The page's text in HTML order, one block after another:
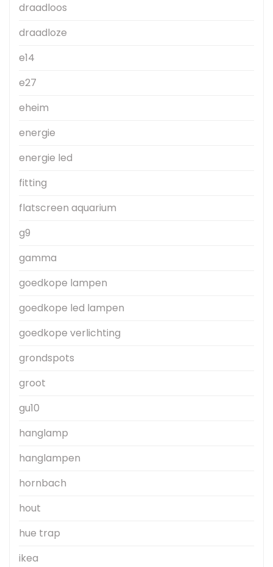
draadloos
draadloze
e14
e27
eheim
energie
energie led
fitting
flatscreen aquarium
g9
gamma
goedkope lampen
goedkope led lampen
goedkope verlichting
grondspots
groot
gu10
hanglamp
hanglampen
hornbach
hout
hue trap
ikea